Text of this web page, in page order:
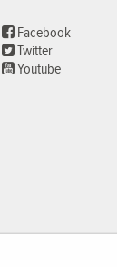
Facebook
Twitter
Youtube